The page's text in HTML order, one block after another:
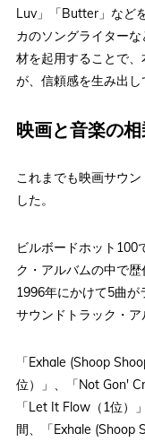
Luv」「Butter」など
カのソングライター
材を起用することで
が、信頼感を生み出し
映画と音楽の
これまでも映画サウ
した。
ビルボードホット100
ク・アルバムの中で
1996年にかけて5曲
サウンドトラック・ア
「Exhale (Shoop
位）」、「Not Gon'
「Let It Flow（1位）
間、「Exhale (Shoop